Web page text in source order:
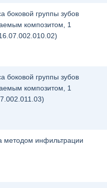
боковой группы зубов
композитом, 1
боковой группы зубов
композитом, 1
методом инфильтрации